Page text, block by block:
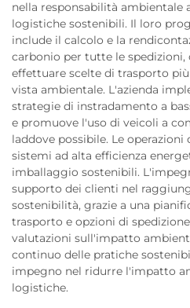
nella responsabilità ambientale
logistiche sostenibili. Il loro
include il calcolo e la
carbonio per tutte le
effettuare scelte di trasporto
vista ambientale. L'azienda
strategie di instradamento a
e promuove l'uso di veicoli a
laddove possibile. Le
sistemi ad alta efficienza
imballaggio sostenibili.
supporto dei clienti nel
sostenibilità, grazie a una
trasporto e opzioni di
valutazioni sull'impatto
continuo delle pratiche
impegno nel ridurre l'impatto
logistiche.